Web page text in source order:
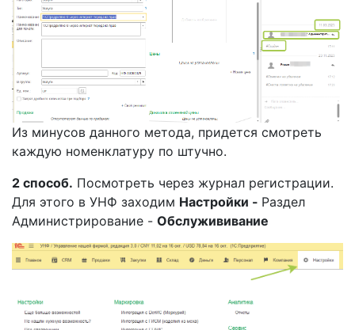
Из минусов данного метода, придется смотреть
каждую номенклатуру по штучно.
2 способ. Посмотреть через журнал регистрации.
Для этого в УНФ заходим Настройки - Раздел
Администрирование - Обслужививание